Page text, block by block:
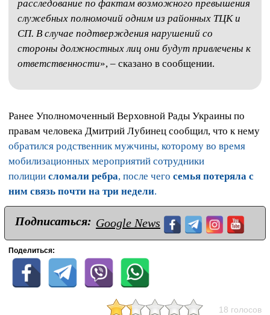
расследование по фактам возможного превышения
служебных полномочий одним из районных ТЦК и
СП. В случае подтверждения нарушений со
стороны должностных лиц они будут привлечены к
ответственности», – сказано в сообщении.
Ранее Уполномоченный Верховной Рады Украины по
правам человека Дмитрий Лубинец сообщил, что к нему
обратился родственник мужчины, которому во время
мобилизационных мероприятий сотрудники
полиции сломали ребра, после чего семья потеряла с
ним связь почти на три недели.
Подписаться: Google News
Поделиться:
18 голосов